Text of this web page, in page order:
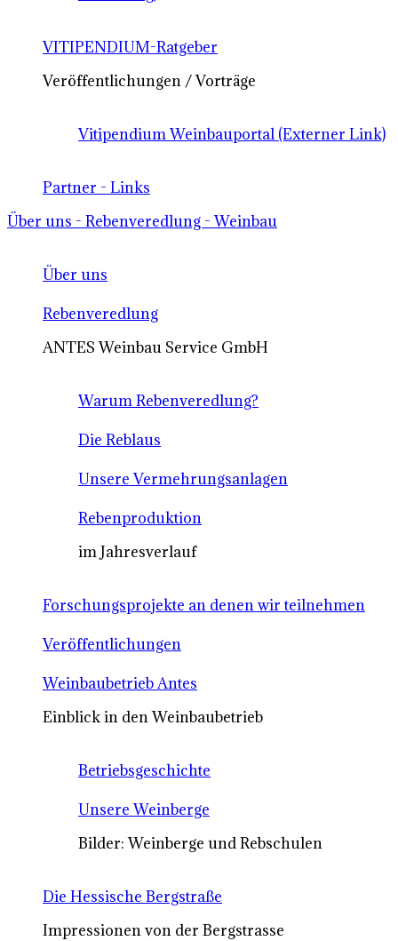
VITIPENDIUM-Ratgeber
Veröffentlichungen / Vorträge
Vitipendium Weinbauportal (Externer Link)
Partner - Links
Über uns - Rebenveredlung - Weinbau
Über uns
Rebenveredlung
ANTES Weinbau Service GmbH
Warum Rebenveredlung?
Die Reblaus
Unsere Vermehrungsanlagen
Rebenproduktion
im Jahresverlauf
Forschungsprojekte an denen wir teilnehmen
Veröffentlichungen
Weinbaubetrieb Antes
Einblick in den Weinbaubetrieb
Betriebsgeschichte
Unsere Weinberge
Bilder: Weinberge und Rebschulen
Die Hessische Bergstraße
Impressionen von der Bergstrasse